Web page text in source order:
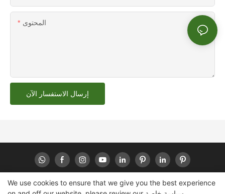
المحتوى
إرسال الاستفسار الآن
We use cookies to ensure that we give you the best experience